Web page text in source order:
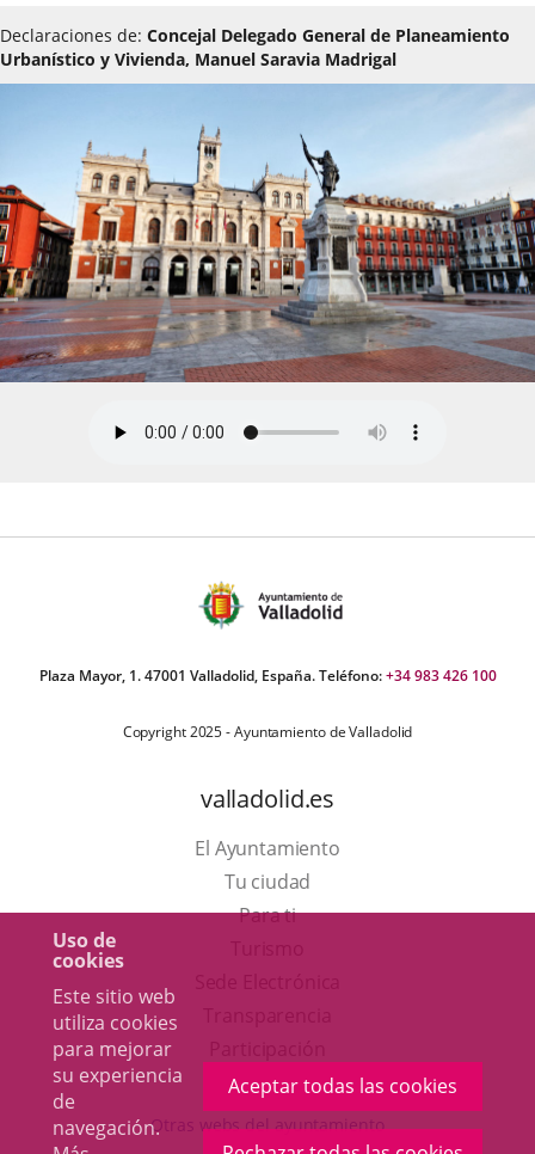
Uso de
cookies
Este sitio web
utiliza cookies
para mejorar
su experiencia
de
navegación.
Aceptar todas las cookies
Declaraciones de: Concejal Delegado General de Planeamiento
Urbanístico y Vivienda, Manuel Saravia Madrigal
Plaza Mayor, 1. 47001 Valladolid, España. Teléfono:+34 983 426 100
Copyright 2025 - Ayuntamiento de Valladolid
valladolid.es
El Ayuntamiento
Tu ciudad
Para ti
en
una
ventana
aplicación
externa.
Otras webs del ayuntamiento